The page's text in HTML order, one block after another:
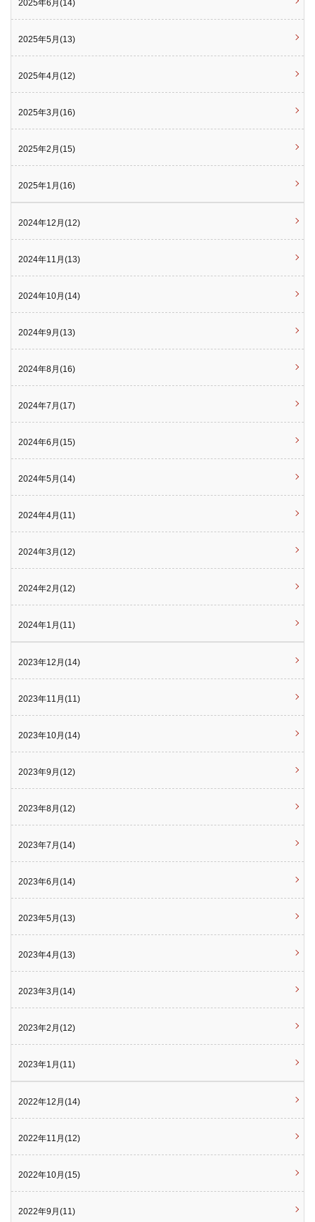
2025年6月(14)
2025年5月(13)
2025年4月(12)
2025年3月(16)
2025年2月(15)
2025年1月(16)
2024年12月(12)
2024年11月(13)
2024年10月(14)
2024年9月(13)
2024年8月(16)
2024年7月(17)
2024年6月(15)
2024年5月(14)
2024年4月(11)
2024年3月(12)
2024年2月(12)
2024年1月(11)
2023年12月(14)
2023年11月(11)
2023年10月(14)
2023年9月(12)
2023年8月(12)
2023年7月(14)
2023年6月(14)
2023年5月(13)
2023年4月(13)
2023年3月(14)
2023年2月(12)
2023年1月(11)
2022年12月(14)
2022年11月(12)
2022年10月(15)
2022年9月(11)